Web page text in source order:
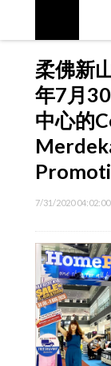
柔佛新
年7月
中心的
7/31/2020